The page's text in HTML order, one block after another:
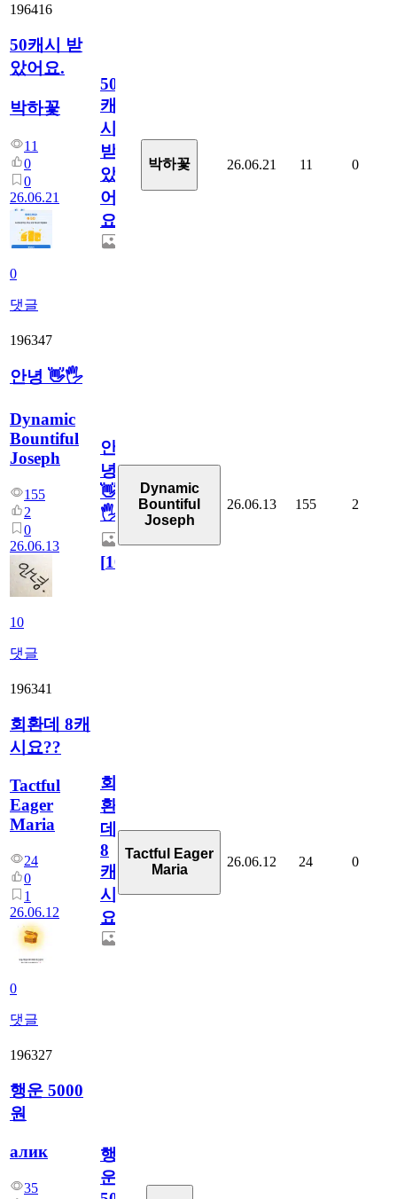
196416
50캐시 받
았어요.
박하꽃
11
0
0
26.06.21
0
댓글
50
캐
시
받
았
어
요.
박하꽃 26.06.21 11 0
196347
안녕 👋🖐
Dynamic
Bountiful
Joseph
155
2
0
26.06.13
10
댓글
안
녕
👋
🖐
[10
Dynamic
Bountiful
Joseph
26.06.13 155 2
196341
회환데 8캐
시요??
Tactful
Eager
Maria
24
0
1
26.06.12
0
댓글
회
환
데
8
캐
시
요??
Tactful Eager
Maria
26.06.12 24 0
196327
행운 5000
원
алик
35
행
운